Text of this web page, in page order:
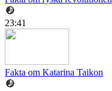
23:41
Fakta om Katarina Taikon